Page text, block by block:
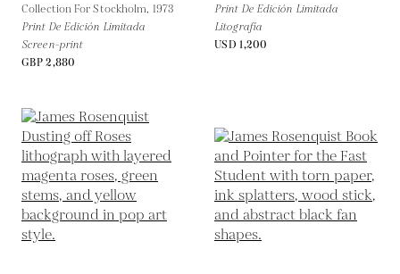
Collection For Stockholm, 1973
Print De Edición Limitada
Screen-print
GBP 2,880
Print De Edición Limitada
Litografía
USD 1,200